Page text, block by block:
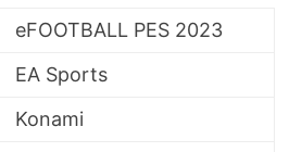
eFOOTBALL PES 2023
EA Sports
Konami